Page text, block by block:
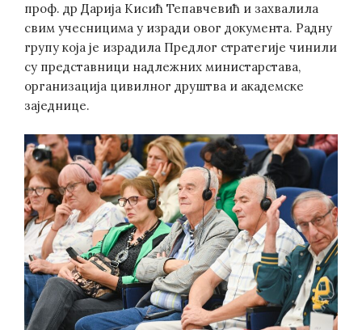
проф. др Дарија Кисић Тепавчевић и захвалила
свим учесницима у изради овог документа. Радну
групу која је израдила Предлог стратегије чинили
су представници надлежних министарстава,
организација цивилног друштва и академске
заједнице.